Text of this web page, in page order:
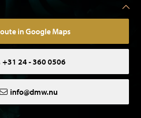
in Google Maps
+31 24 - 360 0506
info@dmw.nu